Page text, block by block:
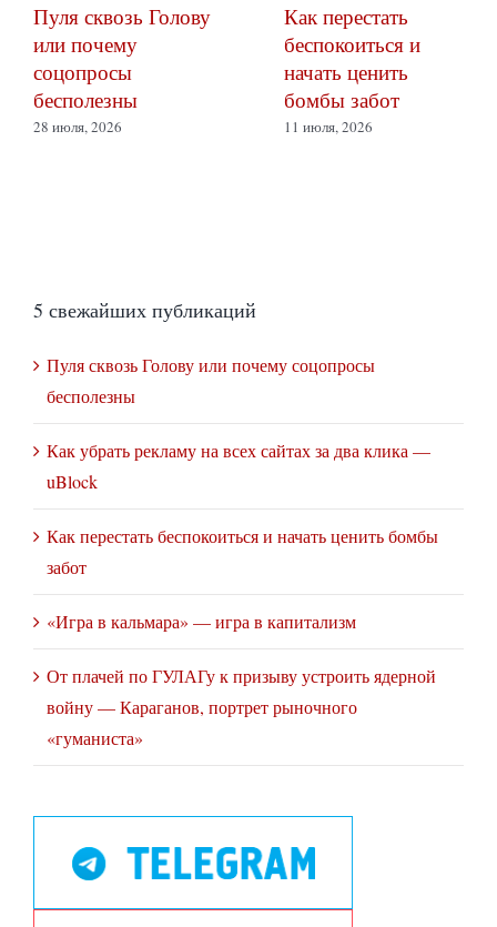
Пуля сквозь Голову
или почему
соцопросы
бесполезны
28 июля, 2026
Как перестать
беспокоиться и
начать ценить
бомбы забот
11 июля, 2026
5 свежайших публикаций
Пуля сквозь Голову или почему соцопросы
бесполезны
Как убрать рекламу на всех сайтах за два клика —
uBlock
Как перестать беспокоиться и начать ценить бомбы
забот
«Игра в кальмара» — игра в капитализм
От плачей по ГУЛАГу к призыву устроить ядерной
войну — Караганов, портрет рыночного
«гуманиста»